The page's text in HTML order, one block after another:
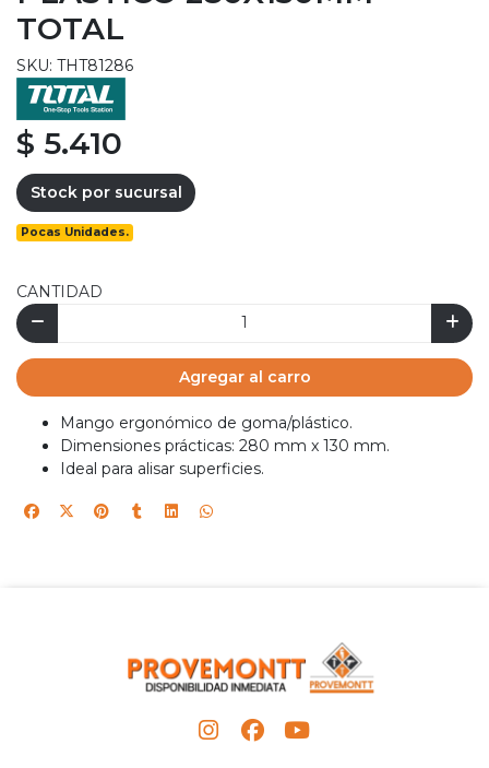
TOTAL
SKU: THT81286
$ 5.410
Stock por sucursal
Pocas Unidades.
CANTIDAD
Agregar al carro
Mango ergonómico de goma/plástico.
Dimensiones prácticas: 280 mm x 130 mm.
Ideal para alisar superficies.